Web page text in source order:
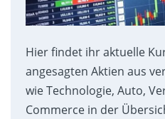
Hier findet ihr aktuelle
angesagten Aktien aus
wie Technologie, Auto,
Commerce in der